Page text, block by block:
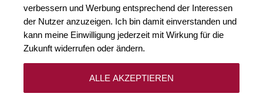
verbessern und Werbung entsprechend der Interessen
der Nutzer anzuzeigen. Ich bin damit einverstanden und
kann meine Einwilligung jederzeit mit Wirkung für die
Zukunft widerrufen oder ändern.
ALLE AKZEPTIEREN